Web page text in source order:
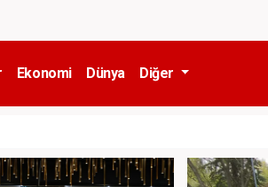
Ekonomi Dünya Diğer